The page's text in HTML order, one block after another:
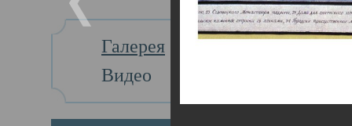
Галерея
Видео
Главная